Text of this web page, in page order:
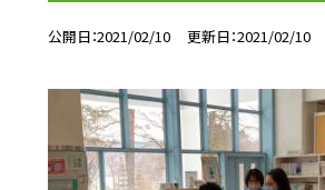
公開日 2021/02/10 更新日 2021/02/10